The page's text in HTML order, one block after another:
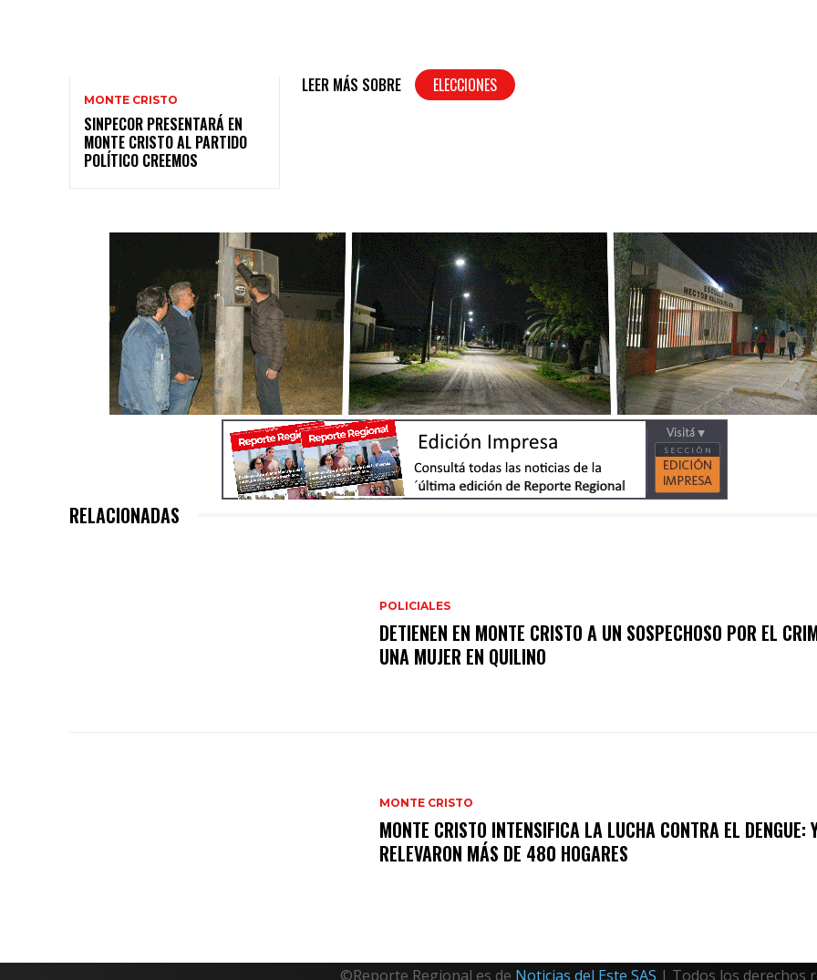
MONTE CRISTO
SINPECOR PRESENTARÁ EN
MONTE CRISTO AL PARTIDO
POLÍTICO CREEMOS
LEER MÁS SOBRE ELECCIONES
RELACIONADAS
POLICIALES
DETIENEN EN MONTE CRISTO A UN SOSPECHOSO POR EL
UNA MUJER EN QUILINO
MONTE CRISTO
MONTE CRISTO INTENSIFICA LA LUCHA CONTRA EL DENGUE:
RELEVARON MÁS DE 480 HOGARES
©Reporte Regional es de Noticias del Este SAS | Todos los derechos